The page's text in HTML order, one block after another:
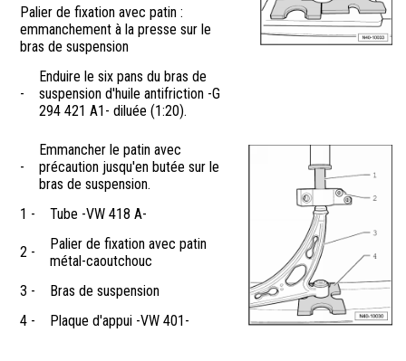
Palier de fixation avec patin :
emmanchement à la presse sur le
bras de suspension
-
Enduire le six pans du bras de
suspension d'huile antifriction -G
294 421 A1- diluée (1:20).
-
Emmancher le patin avec
précaution jusqu'en butée sur le
bras de suspension.
1 -
Tube -VW 418 A-
2 -
Palier de fixation avec patin
métal-caoutchouc
3 -
Bras de suspension
4 -
Plaque d'appui -VW 401-